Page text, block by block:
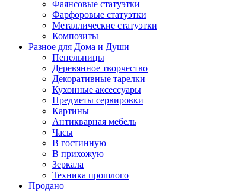
Фаянсовые статуэтки
Фарфоровые статуэтки
Металлические статуэтки
Композиты
Разное для Дома и Души
Пепельницы
Деревянное творчество
Декоративные тарелки
Кухонные аксессуары
Предметы сервировки
Картины
Антикварная мебель
Часы
В гостинную
В прихожую
Зеркала
Техника прошлого
Продано